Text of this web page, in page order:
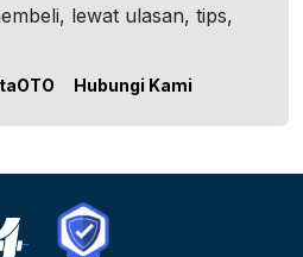
lewat ulasan, tips,
Hubungi Kami